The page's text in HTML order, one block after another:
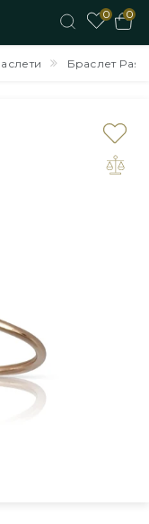
0
0
Браслет